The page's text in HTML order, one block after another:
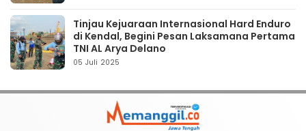
Tinjau Kejuaraan Internasional Hard Enduro
di Kendal, Begini Pesan Laksamana Pertama
TNI AL Arya Delano
05 Juli 2025